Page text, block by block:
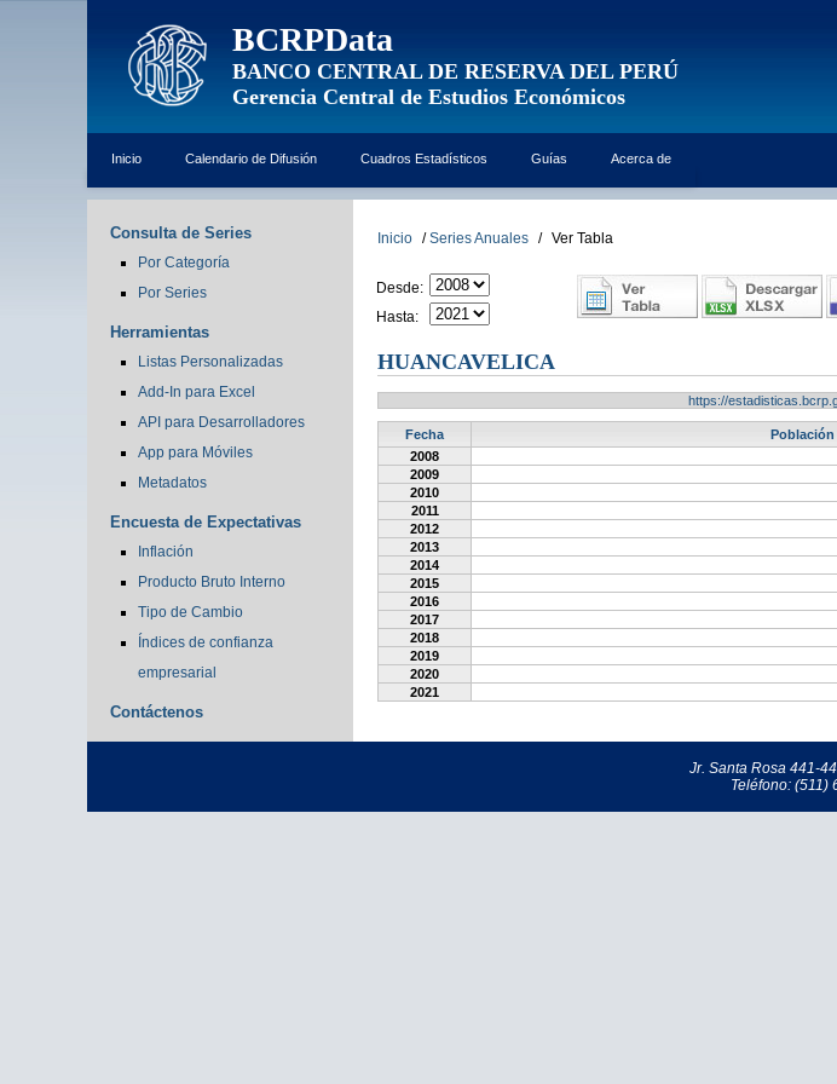
BCRPData
BANCO CENTRAL DE RESERVA DEL PERÚ
Gerencia Central de Estudios Económicos
Inicio Calendario de Difusión Cuadros Estadísticos Guías Acerca de
Consulta de Series
Por Categoría
Por Series
Herramientas
Listas Personalizadas
Add-In para Excel
API para Desarrolladores
App para Móviles
Metadatos
Encuesta de Expectativas
Inflación
Producto Bruto Interno
Tipo de Cambio
Índices de confianza
empresarial
Contáctenos
Inicio / Series Anuales / Ver Tabla
Desde:
Hasta:
HUANCAVELICA
https://
Fecha
Población
2008
2009
2010
2011
2012
2013
2014
2015
2016
2017
2018
2019
2020
2021
Jr. Santa Rosa 441-
Teléfono: (511)